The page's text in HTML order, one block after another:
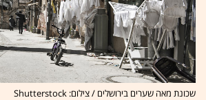
שכונת מאה שערים בירושלים / צילום: Shutterstock